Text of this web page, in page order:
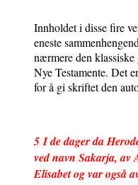
Innholdet i disse fire
eneste
nærmere den
Nye Testamente. Det
for å gi skriftet den
5 I de dager da
ved navn Sakarja, av
Elisabet og var også